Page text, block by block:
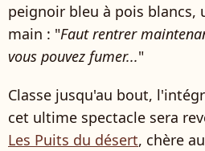
peignoir bleu à pois blancs,
main : "Faut rentrer
vous pouvez fumer..."
Classe jusqu'au bout,
cet ultime spectacle sera
Les Puits du désert, chère